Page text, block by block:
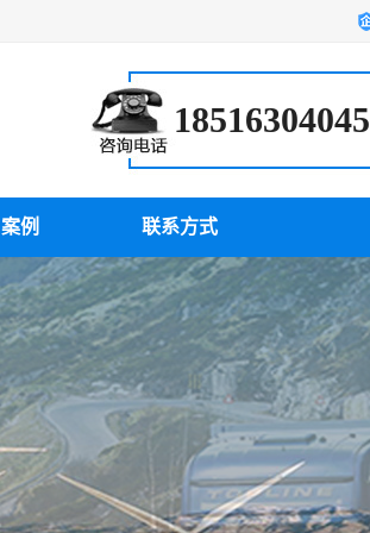
18516304045
例 联系方式